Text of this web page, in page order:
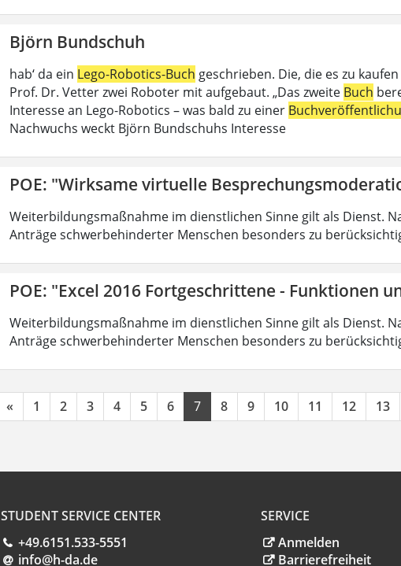
Björn Bundschuh
hab‘ da ein Lego-Robotics-Buch geschrieben. Die, die es zu
Prof. Dr. Vetter zwei Roboter mit aufgebaut. „Das zweite Buch
Interesse an Lego-Robotics – was bald zu einer
Nachwuchs weckt Björn Bundschuhs Interesse
POE: "Wirksame virtuelle
Weiterbildungsmaßnahme im dienstlichen Sinne gilt als Dienst.
Anträge schwerbehinderter Menschen besonders zu
POE: "Excel 2016 Fortgeschrittene - Funktionen
Weiterbildungsmaßnahme im dienstlichen Sinne gilt als Dienst.
Anträge schwerbehinderter Menschen besonders zu
« 1 2 3 4 5 6 7 8 9 10 11 12 13
STUDENT SERVICE CENTER
+49.6151.533-5551
info@h-da.de
SERVICE
Anmelden
Barrierefreiheit